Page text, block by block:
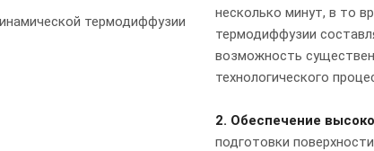
несколько минут, в то
термодиффузии
возможность
технологического
2. Обеспечение
подготовки